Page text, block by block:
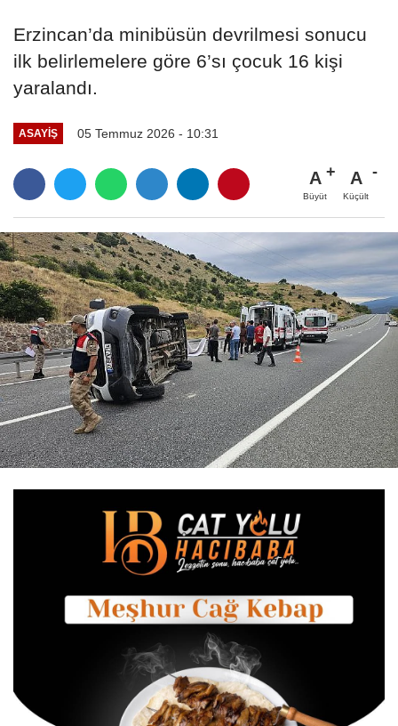
Erzincan’da minibüsün devrilmesi sonucu
ilk belirlemelere göre 6’sı çocuk 16 kişi
yaralandı.
ASAYİŞ 05 Temmuz 2026 - 10:31
A
Büyüt
A
Küçült